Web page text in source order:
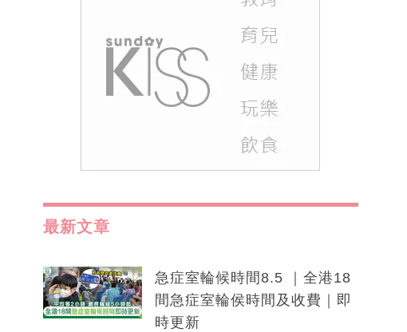
最新文章
急症室輪候時間8.5 ｜全港18
間急症室輪侯時間及收費｜即
時更新